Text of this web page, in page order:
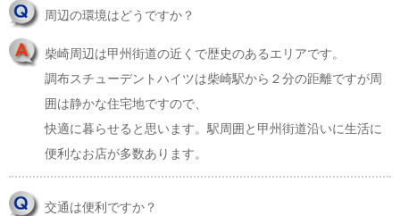
周辺の環境はどうですか？
柴崎周辺は甲州街道の近くで歴史のあるエリアです。
調布スチューデントハイツは柴崎駅から２分の距離ですが周
囲は静かな住宅地ですので、
快適に暮らせると思います。駅周囲と甲州街道沿いに生活に
便利なお店が多数あります。
交通は便利ですか？